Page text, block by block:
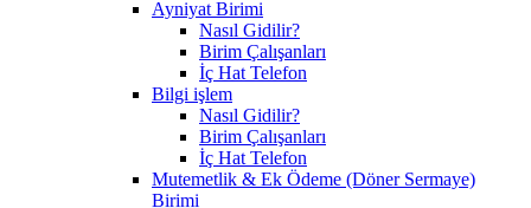
Ayniyat Birimi
Nasıl Gidilir?
Birim Çalışanları
İç Hat Telefon
Bilgi işlem
Nasıl Gidilir?
Birim Çalışanları
İç Hat Telefon
Mutemetlik & Ek Ödeme (Döner Sermaye)
Birimi